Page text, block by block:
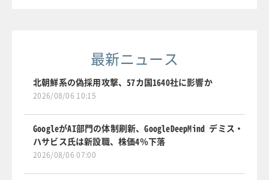
最新ニュース
北朝鮮系の偽採用攻撃、57カ国1640社に影響か
2026/08/06 10:15
GoogleがAI部門の体制刷新、GoogleDeepMind デミス・
ハサビス氏は新設職、株価4％下落
2026/08/06 07:00